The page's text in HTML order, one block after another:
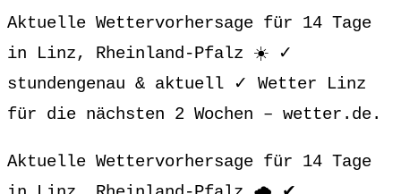
Aktuelle Wettervorhersage für 14 Tage
in Linz, Rheinland-Pfalz ☀️ ✓
stundengenau & aktuell ✓ Wetter Linz
für die nächsten 2 Wochen – wetter.de.
Aktuelle Wettervorhersage für 14 Tage